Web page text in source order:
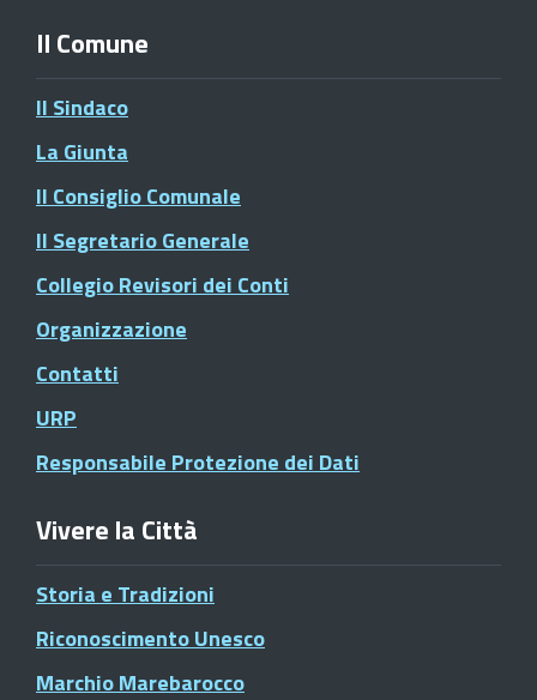
Il Comune
Il Sindaco
La Giunta
Il Consiglio Comunale
Il Segretario Generale
Collegio Revisori dei Conti
Organizzazione
Contatti
URP
Responsabile Protezione dei Dati
Vivere la Città
Storia e Tradizioni
Riconoscimento Unesco
Marchio Marebarocco